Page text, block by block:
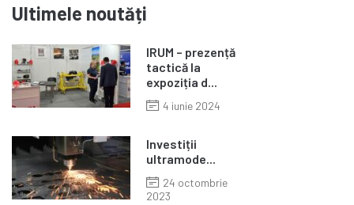
Ultimele noutăți
IRUM – prezență
tactică la
expoziția d...
4 iunie 2024
Investiții
ultramode...
24 octombrie
2023